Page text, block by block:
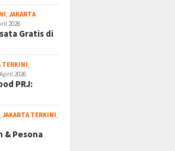
,JAKARTA
2026
Gratis di
TERKINI
2026
PRJ:
,JAKARTA TERKINI
& Pesona